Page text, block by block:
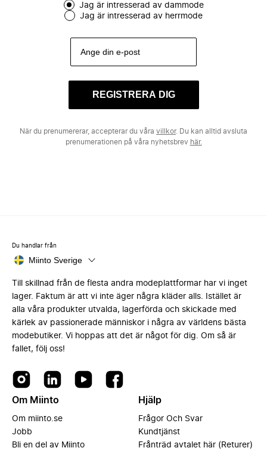
Jag är intresserad av dammode
Jag är intresserad av herrmode
REGISTRERA DIG
När du prenumererar, accepterar du våra villkor. Du kan alltid avsluta
prenumerationen på våra nyhetsbrev här.
Du handlar från
Miinto Sverige
Till skillnad från de flesta andra modeplattformar har vi inget
lager. Faktum är att vi inte äger några kläder alls. Istället är
alla våra produkter utvalda, lagerförda och skickade med
kärlek av passionerade människor i några av världens bästa
modebutiker. Vi hoppas att det är något för dig. Om så är
fallet, följ oss!
Om Miinto
Om miinto.se
Jobb
Bli en del av Miinto
Hjälp
Frågor Och Svar
Kundtjänst
Frånträd avtalet här (Returer)